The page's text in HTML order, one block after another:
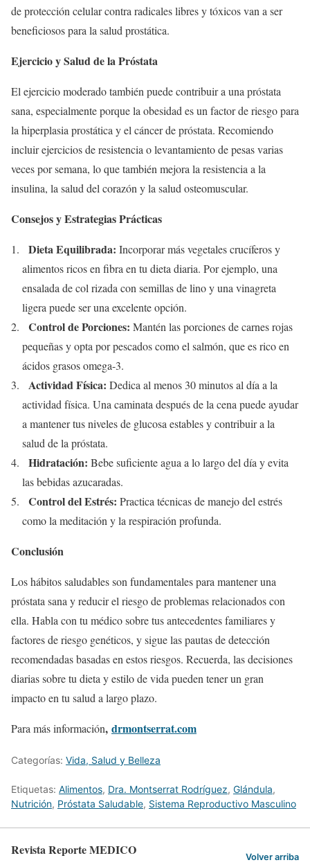
de protección celular contra radicales libres y tóxicos van a ser
beneficiosos para la salud prostática.
Ejercicio y Salud de la Próstata
El ejercicio moderado también puede contribuir a una próstata
sana, especialmente porque la obesidad es un factor de riesgo para
la hiperplasia prostática y el cáncer de próstata. Recomiendo
incluir ejercicios de resistencia o levantamiento de pesas varias
veces por semana, lo que también mejora la resistencia a la
insulina, la salud del corazón y la salud osteomuscular.
Consejos y Estrategias Prácticas
Dieta Equilibrada: Incorporar más vegetales crucíferos y
alimentos ricos en fibra en tu dieta diaria. Por ejemplo, una
ensalada de col rizada con semillas de lino y una vinagreta
ligera puede ser una excelente opción.
Control de Porciones: Mantén las porciones de carnes rojas
pequeñas y opta por pescados como el salmón, que es rico en
ácidos grasos omega-3.
Actividad Física: Dedica al menos 30 minutos al día a la
actividad física. Una caminata después de la cena puede ayudar
a mantener tus niveles de glucosa estables y contribuir a la
salud de la próstata.
Hidratación: Bebe suficiente agua a lo largo del día y evita
las bebidas azucaradas.
Control del Estrés: Practica técnicas de manejo del estrés
como la meditación y la respiración profunda.
Conclusión
Los hábitos saludables son fundamentales para mantener una
próstata sana y reducir el riesgo de problemas relacionados con
ella. Habla con tu médico sobre tus antecedentes familiares y
factores de riesgo genéticos, y sigue las pautas de detección
recomendadas basadas en estos riesgos. Recuerda, las decisiones
diarias sobre tu dieta y estilo de vida pueden tener un gran
impacto en tu salud a largo plazo.
Para más información, drmontserrat.com
Categorías: Vida, Salud y Belleza
Etiquetas: Alimentos, Dra. Montserrat Rodríguez, Glándula,
Nutrición, Próstata Saludable, Sistema Reproductivo Masculino
Revista Reporte MEDICO Volver arriba